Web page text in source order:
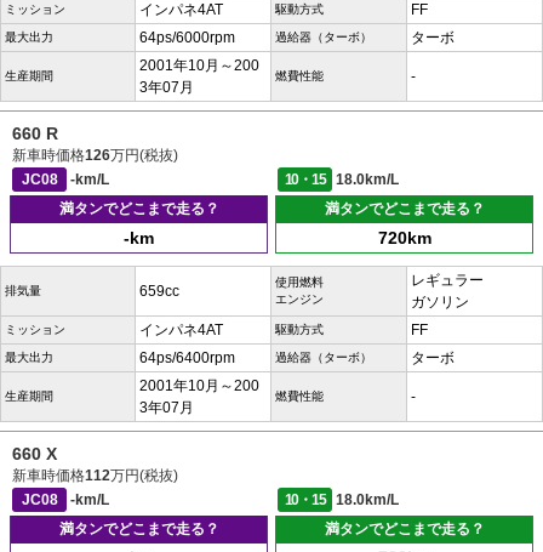
ミッション インパネ4AT 駆動方式 FF
最大出力 64ps/6000rpm 過給器（ターボ） ターボ
生産期間
2001年10月～200
3年07月
燃費性能 -
660 R
新車時価格126万円(税抜)
JC08
-km/L 10・15
18.0km/L
満タンでどこまで走る？
-km
満タンでどこまで走る？
720km
排気量 659cc
使用燃料
エンジン
レギュラー
ガソリン
ミッション インパネ4AT 駆動方式 FF
最大出力 64ps/6400rpm 過給器（ターボ） ターボ
生産期間
2001年10月～200
3年07月
燃費性能 -
660 X
新車時価格112万円(税抜)
JC08
-km/L 10・15
18.0km/L
満タンでどこまで走る？
満タンでどこまで走る？